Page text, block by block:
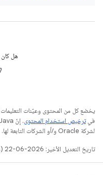
هل كان
يخضع كل من المحتوى وعيّنات
فيترخيص استخدام المحتوى
لشركة Oracle و/أو الشركات التابعة لها.
تاريخ التعديل الأخير: 2026-06-22 (حسب التوقيت العالمي المتفَّق عليه)